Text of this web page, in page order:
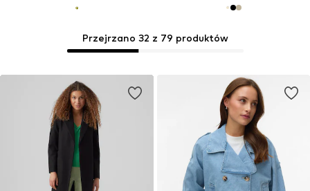
Przejrzano 32 z 79 produktów